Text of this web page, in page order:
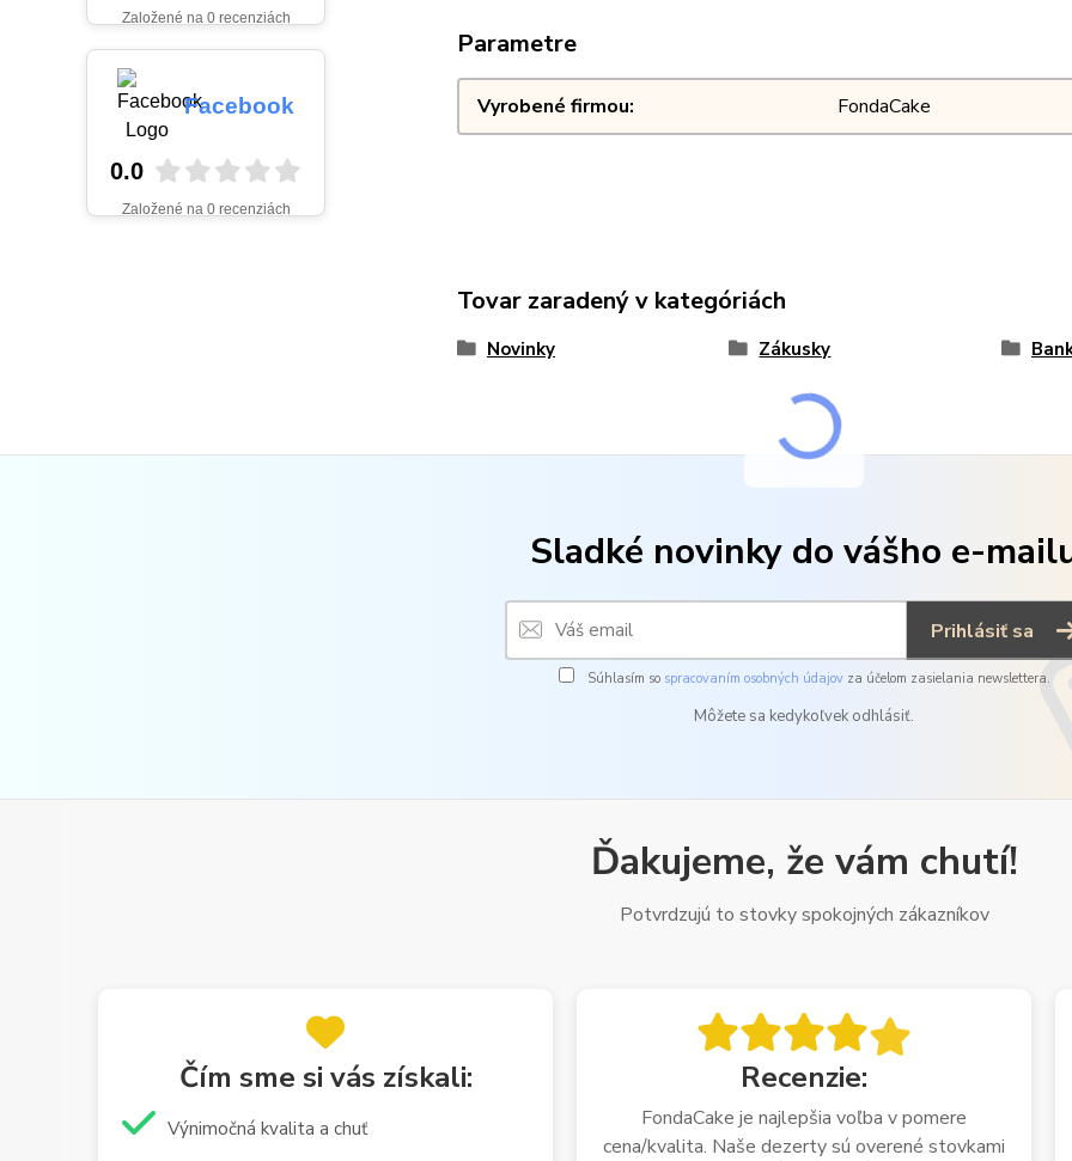
Založené na 0 recenziách
Facebook
0.0
Založené na 0 recenziách
Parametre
Vyrobené firmou FondaCake
Tovar zaradený v kategóriách
Novinky Zákusky
Sladké novinky do vášho e-
Prihlásiť sa
Súhlasím so spracovaním osobných údajovza účelom zasielania newslettera.
Môžete sa kedykoľvek odhlásiť.
Ďakujeme, že vám chutí!
Potvrdzujú to stovky spokojných zákazníkov
Čím sme si vás získali:
Výnimočná kvalita a chuť
Recenzie:
FondaCake je najlepšia voľba v pomere
cena/kvalita. Naše dezerty sú overené stovkami